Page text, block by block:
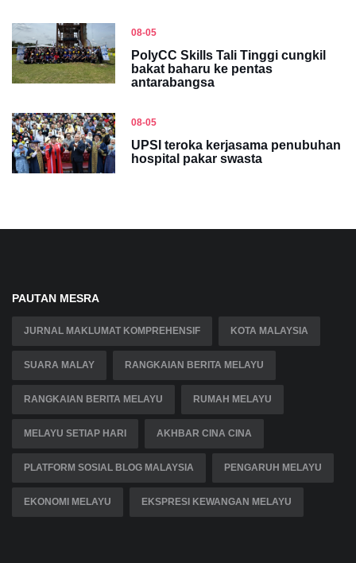
08-05
PolyCC Skills Tali Tinggi cungkil
bakat baharu ke pentas
antarabangsa
08-05
UPSI teroka kerjasama penubuhan
hospital pakar swasta
PAUTAN MESRA
JURNAL MAKLUMAT KOMPREHENSIF KOTA MALAYSIA
SUARA MALAY RANGKAIAN BERITA MELAYU
RANGKAIAN BERITA MELAYU RUMAH MELAYU
MELAYU SETIAP HARI AKHBAR CINA CINA
PLATFORM SOSIAL BLOG MALAYSIA PENGARUH MELAYU
EKONOMI MELAYU EKSPRESI KEWANGAN MELAYU